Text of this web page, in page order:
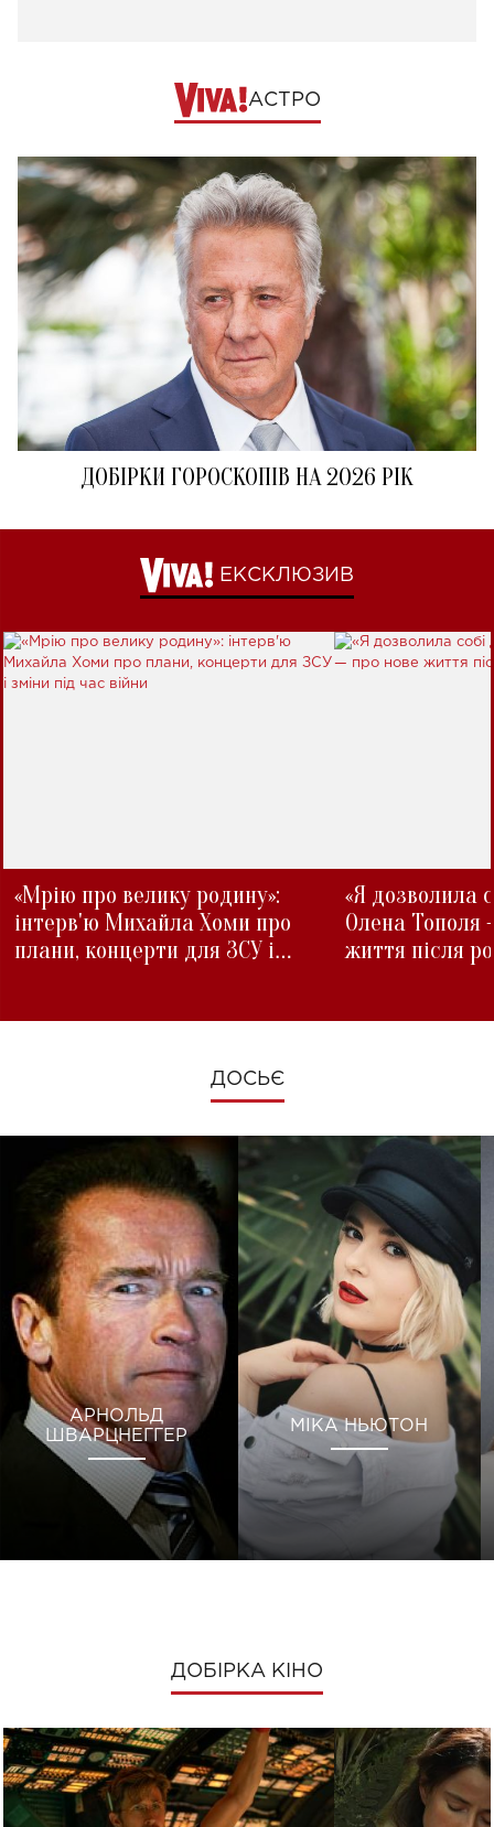
АСТРО
ДОБІРКИ ГОРОСКОПІВ НА 2026 РІК
ЕКСКЛЮЗИВ
«Мрію про велику родину»:
інтерв'ю Михайла Хоми про
плани, концерти для ЗСУ і
«Я дозволила
Олена Тополя
життя після
ДОСЬЄ
АРНОЛЬД
ШВАРЦНЕГГЕР
МІКА НЬЮТОН
ДОБІРКА КІНО